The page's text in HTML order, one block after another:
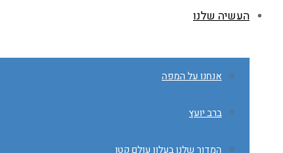
העשיה שלנו
אנחנו על המפה
ברב יועץ
המדור שלנו בעלון עולם קטן